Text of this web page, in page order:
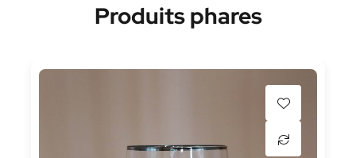
Produits phares